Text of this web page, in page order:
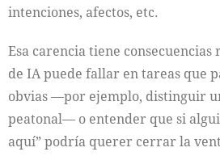
intenciones, afectos, etc.
Esa carencia tiene
de IA puede fallar en tareas que
obvias —por ejemplo, distinguir
peatonal— o entender que si
aquí” podría querer cerrar la